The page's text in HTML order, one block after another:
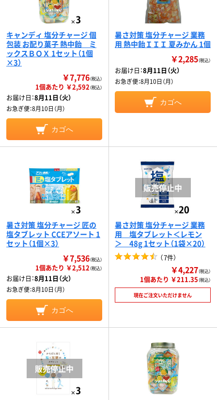
キャンディ 塩分チャージ 個
包装 お配り菓子 熱中飴 ミ
ックスＢＯＸ 1セット（1個
×3）
￥7,776（税込）
1個あたり ￥2,592（税込）
お届け日：8月11日（火）
お急ぎ便：8月10日（月）
カゴへ
暑さ対策 塩分チャージ 業務
用 熱中飴ＩＩＩ 夏みかん 1個
￥2,285（税込）
お届け日：8月11日（火）
お急ぎ便：8月10日（月）
カゴへ
暑さ対策 塩分チャージ 匠の
塩タブレット CCEアソート 1
セット（1個×3）
￥7,536（税込）
1個あたり ￥2,512（税込）
お届け日：8月11日（火）
お急ぎ便：8月10日（月）
カゴへ
暑さ対策 塩分チャージ 業務
用 塩タブレット＜レモン
＞ 48g 1セット（1袋×20）
（7件）
￥4,227（税込）
1個あたり ￥211.35（税込）
現在ご注文いただけません